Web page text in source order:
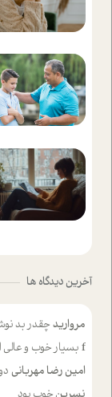
آخرین دیدگاه ها
مروارید چقدر بد نوشتی هی
f بسیار خوب و عالی
امین رضا مهربانی